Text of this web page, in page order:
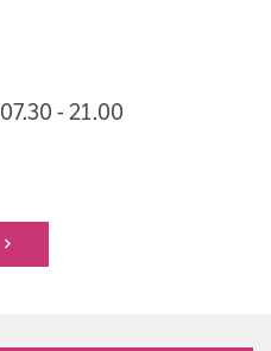
07.30 - 21.00